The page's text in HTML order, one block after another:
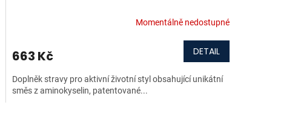
Momentálně nedostupné
663 Kč DETAIL
Doplněk stravy pro aktivní životní styl obsahující unikátní
směs z aminokyselin, patentované...